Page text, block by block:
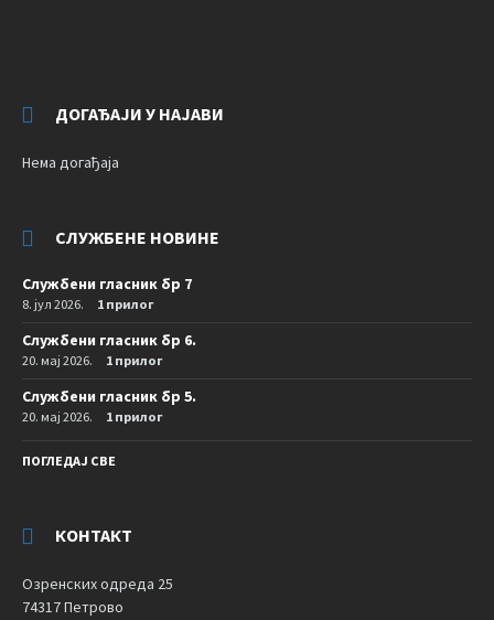
ДОГАЂАЈИ У НАЈАВИ
Нема догађаја
СЛУЖБЕНЕ НОВИНЕ
Службени гласник бр 7
8. јул 2026. 1 прилог
Службени гласник бр 6.
20. мај 2026. 1 прилог
Службени гласник бр 5.
20. мај 2026. 1 прилог
ПОГЛЕДАЈ СВЕ
КОНТАКТ
Озренских одреда 25
74317 Петрово